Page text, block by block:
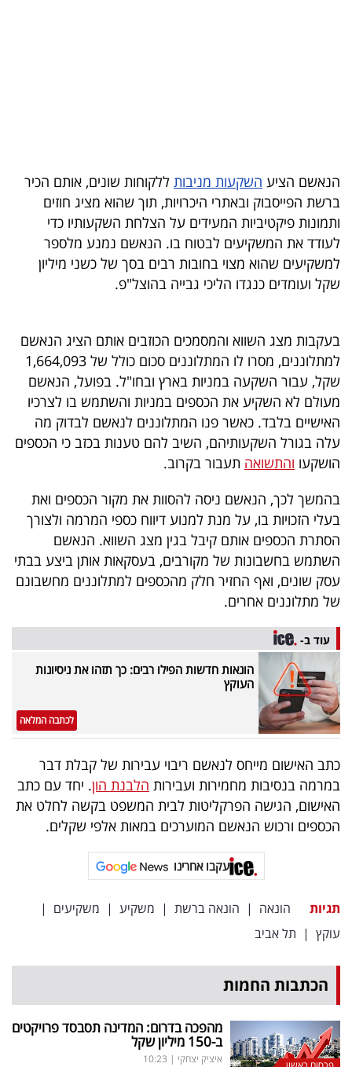
5
המילון
הכלכלי
פודקאסט
40
UNDER
40
שיתופי
פעולה
דרושים
ניוזלטרים
מייל
אדום
פרסמו
עקבו
אחרינו:
הנאשם הציע השקעות מניבות ללקוחות שונים, אותם הכיר
ברשת הפייסבוק ובאתרי היכרויות, תוך שהוא מציג חוזים
ותמונות פיקטיביות המעידים על הצלחת השקעותיו כדי
לעודד את המשקיעים לבטוח בו. הנאשם נמנע מלספר
למשקיעים שהוא מצוי בחובות רבים בסך של כשני מיליון
שקל ועומדים כנגדו הליכי גבייה בהוצל"פ.
בעקבות מצג השווא והמסמכים הכוזבים אותם הציג הנאשם
למתלוננים, מסרו לו המתלוננים סכום כולל של 1,664,093
שקל, עבור השקעה במניות בארץ ובחו"ל. בפועל, הנאשם
מעולם לא השקיע את הכספים במניות והשתמש בו לצרכיו
האישיים בלבד. כאשר פנו המתלוננים לנאשם לבדוק מה
עלה בגורל השקעותיהם, השיב להם טענות בכזב כי הכספים
הושקעו והתשואה תעבור בקרוב.
בהמשך לכך, הנאשם ניסה להסוות את מקור הכספים ואת
בעלי הזכויות בו, על מנת למנוע דיווח כספי המרמה ולצורך
הסתרת הכספים אותם קיבל בגין מצג השווא. הנאשם
השתמש בחשבונות של מקורבים, בעסקאות אותן ביצע בבתי
עסק שונים, ואף החזיר חלק מהכספים למתלוננים מחשבונם
של מתלוננים אחרים.
עוד ב-
הונאות חדשות הפילו רבים: כך תזהו את ניסיונות
העוקץ
לכתבה המלאה
כתב האישום מייחס לנאשם ריבוי עבירות של קבלת דבר
במרמה בנסיבות מחמירות ועבירות הלבנת הון. יחד עם כתב
האישום, הגישה הפרקליטות לבית המשפט בקשה לחלט את
הכספים ורכוש הנאשם המוערכים במאות אלפי שקלים.
עקבו אחרינו
תגיות הונאה | הונאה ברשת | משקיע | משקיעים |
עוקץ | תל אביב
הכתבות החמות
מהפכה בדרום: המדינה תסבסד פרויקטים
ב-150 מיליון שקל
איציק יצחקי |
10:23